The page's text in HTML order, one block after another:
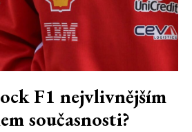
F1 nejvlivnějším
současnosti?